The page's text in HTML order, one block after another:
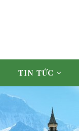
TIN TỨC